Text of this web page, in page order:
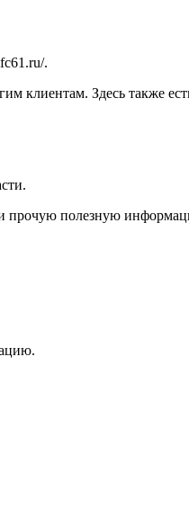
.
клиентам. Здесь также
прочую полезную